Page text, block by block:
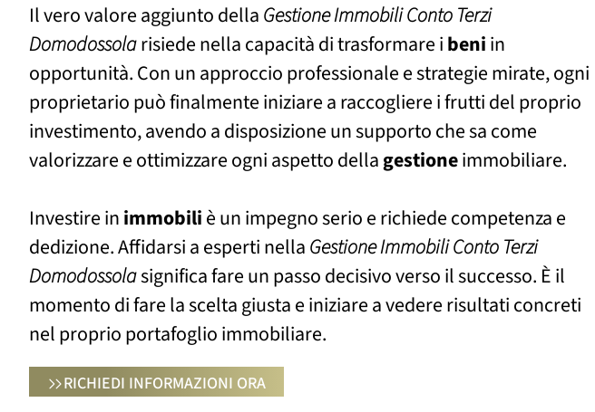
Il vero valore aggiunto dellaGestione Immobili Conto Terzi
Domodossolarisiede nella capacità di trasformare ibeniin
opportunità. Con un approccio professionale e strategie mirate, ogni
proprietario può finalmente iniziare a raccogliere i frutti del proprio
investimento, avendo a disposizione un supporto che sa come
valorizzare e ottimizzare ogni aspetto dellagestioneimmobiliare.
Investire inimmobiliè un impegno serio e richiede competenza e
dedizione. Affidarsi a esperti nellaGestione Immobili Conto Terzi
Domodossolasignifica fare un passo decisivo verso il successo. È il
momento di fare la scelta giusta e iniziare a vedere risultati concreti
nel proprio portafoglio immobiliare.
RICHIEDI INFORMAZIONI ORA